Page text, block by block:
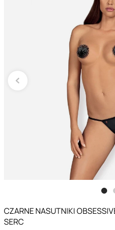
CZARNE NASUTNIKI
SERC